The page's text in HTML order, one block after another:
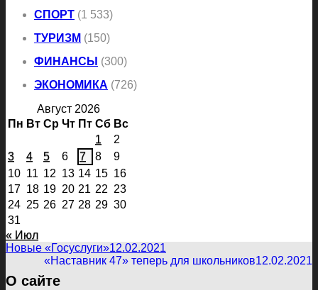
СПОРТ (1 533)
ТУРИЗМ (150)
ФИНАНСЫ (300)
ЭКОНОМИКА (726)
Август 2026
Пн Вт Ср Чт Пт Сб Вс
1
2
3
4 5 6 7 8
9
10 11 12 13 14 15 16
17 18 19 20 21 22 23
24 25 26 27 28 29 30
31
« Июл
Новые «Госуслуги»12.02.2021
«Наставник 47» теперь для школьников12.02.2021
О сайте